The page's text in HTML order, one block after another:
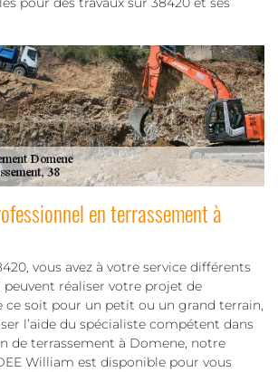
en terrassement à
vous avez à votre service différents
peuvent réaliser votre projet de
ce soit pour un petit ou un grand terrain,
l’aide du spécialiste compétent dans
de terrassement à Domene, notre
William est disponible pour vous